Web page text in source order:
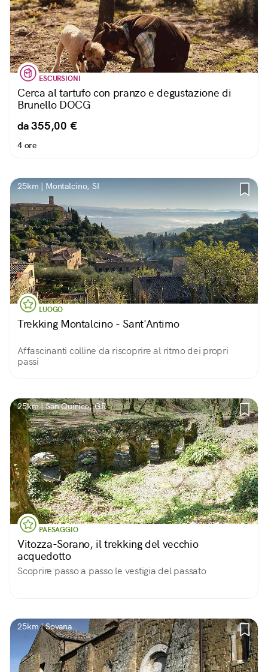
ESCURSIONI
Cerca al tartufo con pranzo e degustazione di
Brunello DOCG
da 355,00 €
4 ore
25km | Montalcino, SI
LUOGO
Trekking Montalcino - Sant'Antimo
Affascinanti colline da riscoprire al ritmo dei propri
passi
25km | San Quirico, GR
PAESAGGIO
Vitozza-Sorano, il trekking del vecchio
acquedotto
Scoprire passo a passo le vestigia del passato
25km | Sovana